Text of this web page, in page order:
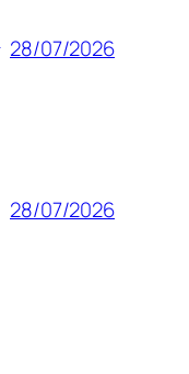
28/07/2026
28/07/2026